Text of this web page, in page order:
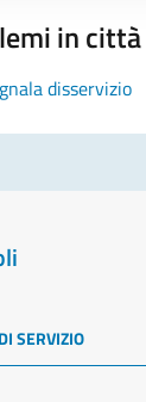
in città
disservizio
SERVIZIO